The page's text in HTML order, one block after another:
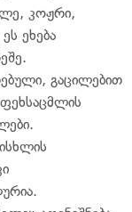
კოჟრი,
ეხება
გაცილებით